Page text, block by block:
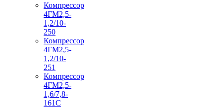
Компрессор
4ГМ2,5-
1,2/10-
250
Компрессор
4ГМ2,5-
1,2/10-
251
Компрессор
4ГМ2,5-
1,6/7,8-
161С